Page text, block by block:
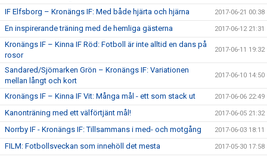
IF Elfsborg – Kronängs IF: Med både hjärta och hjärna 2017-06-21 00:38
En inspirerande träning med de hemliga gästerna 2017-06-12 21:31
Kronängs IF – Kinna IF Röd: Fotboll är inte alltid en dans på
rosor
2017-06-11 19:32
Sandared/Sjömarken Grön – Kronängs IF: Variationen
mellan långt och kort
2017-06-10 14:50
Kronängs IF – Kinna IF Vit: Många mål - ett som stack ut 2017-06-06 22:49
Kanonträning med ett välförtjänt mål! 2017-06-05 21:32
Norrby IF - Kronängs IF: Tillsammans i med- och motgång 2017-06-03 18:11
FILM: Fotbollsveckan som innehöll det mesta 2017-05-30 17:58